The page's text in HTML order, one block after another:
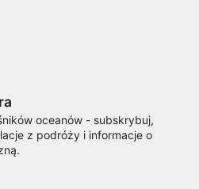
oceanów - subskrybuj,
z podróży i informacje o